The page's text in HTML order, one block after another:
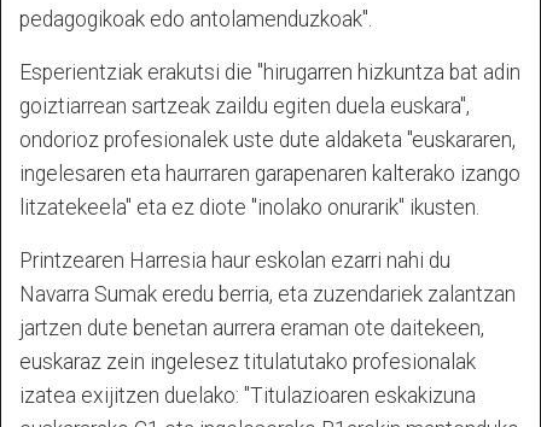
pedagogikoak edo antolamenduzkoak".
Esperientziak erakutsi die "hirugarren hizkuntza bat adin
goiztiarrean sartzeak zaildu egiten duela euskara",
ondorioz profesionalek uste dute aldaketa "euskararen,
ingelesaren eta haurraren garapenaren kalterako izango
litzatekeela" eta ez diote "inolako onurarik" ikusten.
Printzearen Harresia haur eskolan ezarri nahi du
Navarra Sumak eredu berria, eta zuzendariek zalantzan
jartzen dute benetan aurrera eraman ote daitekeen,
euskaraz zein ingelesez titulatutako profesionalak
izatea exijitzen duelako: "Titulazioaren eskakizuna